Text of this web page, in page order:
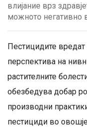
влијание врз
можното негативно
Пестицидите вредат
перспектива на
растителните
обезбедува добар
производни
пестициди во